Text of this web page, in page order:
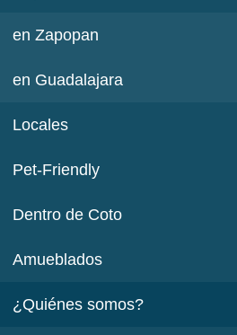
en Zapopan
en Guadalajara
Locales
Pet-Friendly
Dentro de Coto
Amueblados
¿Quiénes somos?